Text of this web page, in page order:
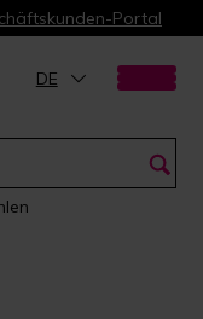
Portal
DE